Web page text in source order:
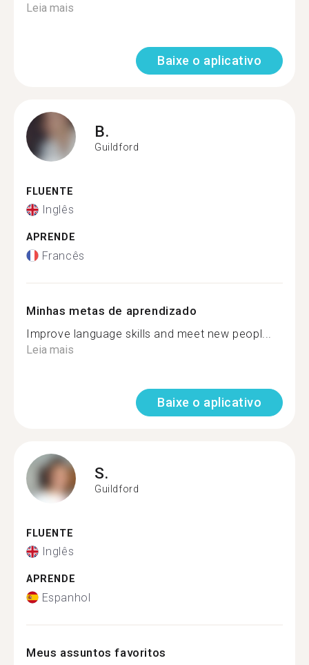
Leia mais
Baixe o aplicativo
B.
Guildford
FLUENTE
Inglês
APRENDE
Francês
Minhas metas de aprendizado
Improve language skills and meet new peopl...
Leia mais
Baixe o aplicativo
S.
Guildford
FLUENTE
Inglês
APRENDE
Espanhol
Meus assuntos favoritos